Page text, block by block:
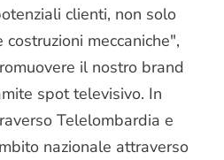
clienti, non solo
meccaniche",
il nostro brand
spot televisivo. In
Telelombardia e
nazionale attraverso